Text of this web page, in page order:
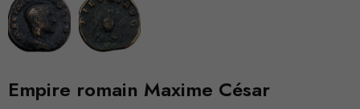
Empire romain Maxime César